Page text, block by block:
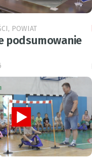
POWIAT
podsumowanie